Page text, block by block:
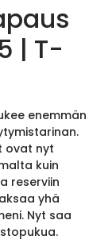
| T-
enemmän
ovat nyt
kuin
reserviin
yhä
Nyt saa